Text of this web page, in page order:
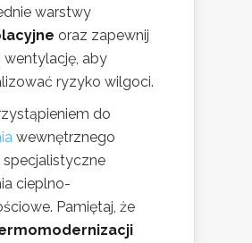
warstwy
oraz zapewnij
wentylację, aby
ryzyko wilgoci.
do
wewnętrznego
specjalistyczne
cieplno-
Pamiętaj, że